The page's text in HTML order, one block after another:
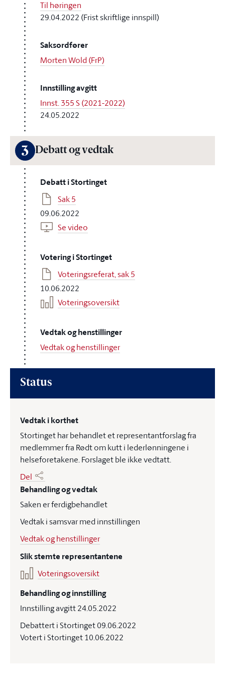
Til høringen
29.04.2022 (Frist skriftlige innspill)
Saksordfører
Morten Wold (FrP)
Innstilling avgitt
Innst. 355 S (2021-2022)
24.05.2022
3 Debatt og vedtak
Debatt i Stortinget
Sak 5
09.06.2022
Se video
Votering i Stortinget
Voteringsreferat, sak 5
10.06.2022
Voteringsoversikt
Vedtak og henstillinger
Vedtak og henstillinger
Status
Vedtak i korthet
Stortinget har behandlet et representantforslag fra
medlemmer fra Rødt om kutt i lederlønningene i
helseforetakene. Forslaget ble ikke vedtatt.
Del
Behandling og vedtak
Saken er ferdigbehandlet
Vedtak i samsvar med innstillingen
Vedtak og henstillinger
Slik stemte representantene
Voteringsoversikt
Behandling og innstilling
Innstilling avgitt 24.05.2022
Debattert i Stortinget 09.06.2022
Votert i Stortinget 10.06.2022